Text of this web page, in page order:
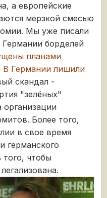
а европейские
мерзкой смесью
Мы уже писали
борделей
планами
В Германии лишили
скандал -
"зелёных"
Более того,
в свое время
германского
того, чтобы